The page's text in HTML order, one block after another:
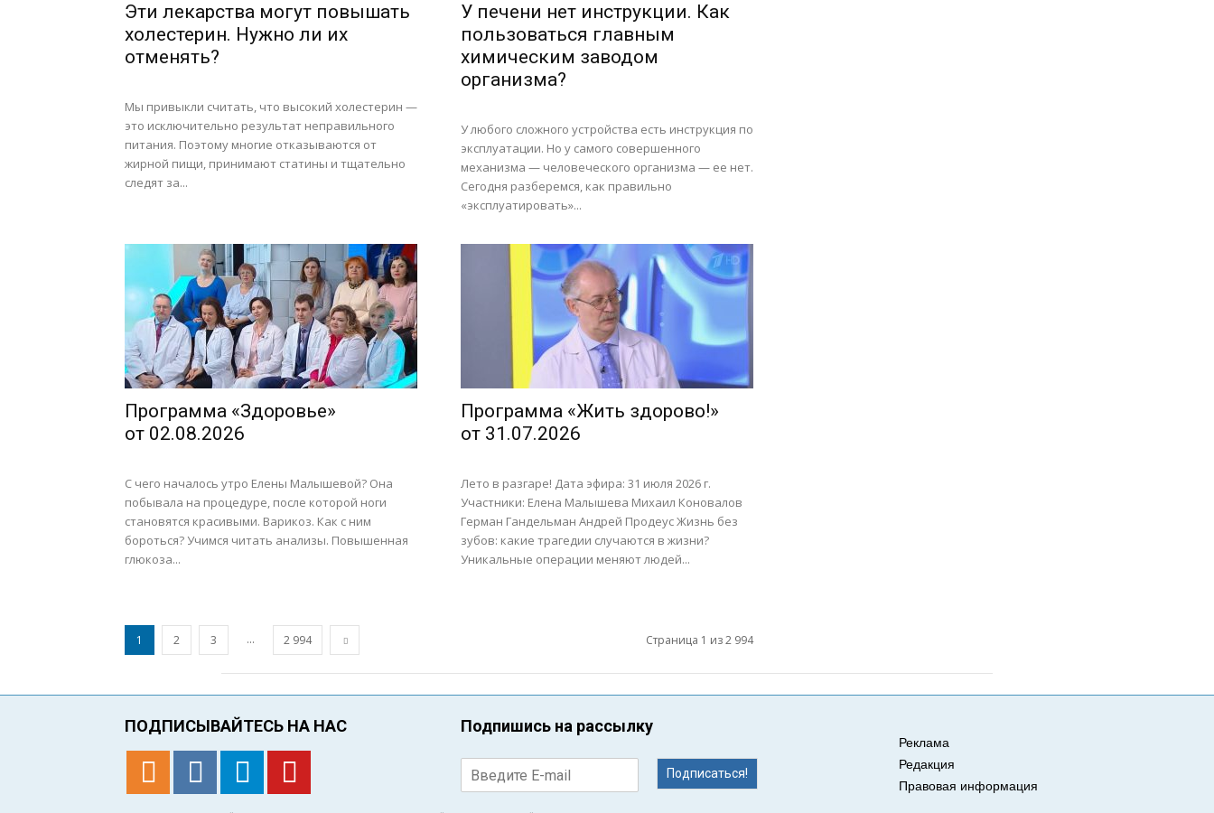
Эти лекарства могут повышать
холестерин. Нужно ли их
отменять?
Мы привыкли считать, что высокий холестерин —
это исключительно результат неправильного
питания. Поэтому многие отказываются от
жирной пищи, принимают статины и тщательно
следят за...
У печени нет инструкции. Как
пользоваться главным
химическим заводом
организма?
У любого сложного устройства есть инструкция по
эксплуатации. Но у самого совершенного
механизма — человеческого организма — ее нет.
Сегодня разберемся, как правильно
«эксплуатировать»...
Программа «Здоровье»
от 02.08.2026
С чего началось утро Елены Малышевой? Она
побывала на процедуре, после которой ноги
становятся красивыми. Варикоз. Как с ним
бороться? Учимся читать анализы. Повышенная
глюкоза...
Программа «Жить здорово!»
от 31.07.2026
Лето в разгаре! Дата эфира: 31 июля 2026 г.
Участники: Елена Малышева Михаил Коновалов
Герман Гандельман Андрей Продеус Жизнь без
зубов: какие трагедии случаются в жизни?
Уникальные операции меняют людей...
1 2 3 ... 2 994 Страница 1 из 2 994
ПОДПИСЫВАЙТЕСЬ НА НАС Подпишись на рассылку
Подписаться!
Реклама
Редакция
Правовая информация